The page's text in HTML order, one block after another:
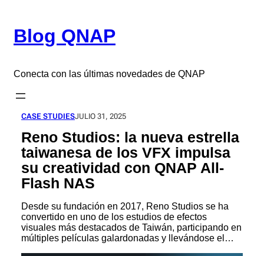
contenido
Blog QNAP
Conecta con las últimas novedades de QNAP
CASE STUDIESJULIO 31, 2025
Reno Studios: la nueva estrella
taiwanesa de los VFX impulsa
su creatividad con QNAP All-
Flash NAS
Desde su fundación en 2017, Reno Studios se ha
convertido en uno de los estudios de efectos
visuales más destacados de Taiwán, participando en
múltiples películas galardonadas y llevándose el…